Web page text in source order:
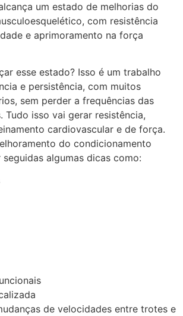
um estado de melhorias do
com resistência
e aprimoramento na força
esse estado? Isso é um trabalho
e persistência, com muitos
sem perder a frequências das
Tudo isso vai gerar resistência,
cardiovascular e de força.
do condicionamento
algumas dicas como:
de velocidades entre trotes e